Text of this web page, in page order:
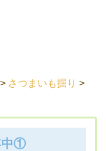
> さつまいも掘り >
中①